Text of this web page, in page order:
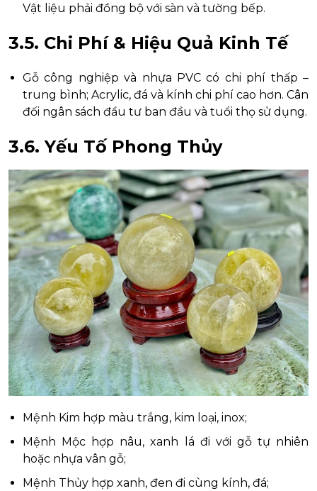
Vật liệu phải đồng bộ với sàn và tường bếp.
3.5. Chi Phí & Hiệu Quả Kinh Tế
Gỗ công nghiệp và nhựa PVC có chi phí thấp –
trung bình; Acrylic, đá và kính chi phí cao hơn. Cân
đối ngân sách đầu tư ban đầu và tuổi thọ sử dụng.
3.6. Yếu Tố Phong Thủy
Mệnh Kim hợp màu trắng, kim loại, inox;
Mệnh Mộc hợp nâu, xanh lá đi với gỗ tự nhiên
hoặc nhựa vân gỗ;
Mệnh Thủy hợp xanh, đen đi cùng kính, đá;